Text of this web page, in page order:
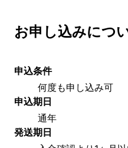
お申し込みにつ
申込条件
何度も申し込み可
申込期日
通年
発送期日